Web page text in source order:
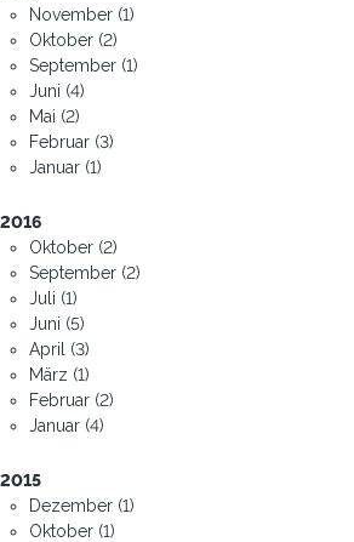
November (1)
Oktober (2)
September (1)
Juni (4)
Mai (2)
Februar (3)
Januar (1)
2016
Oktober (2)
September (2)
Juli (1)
Juni (5)
April (3)
März (1)
Februar (2)
Januar (4)
2015
Dezember (1)
Oktober (1)